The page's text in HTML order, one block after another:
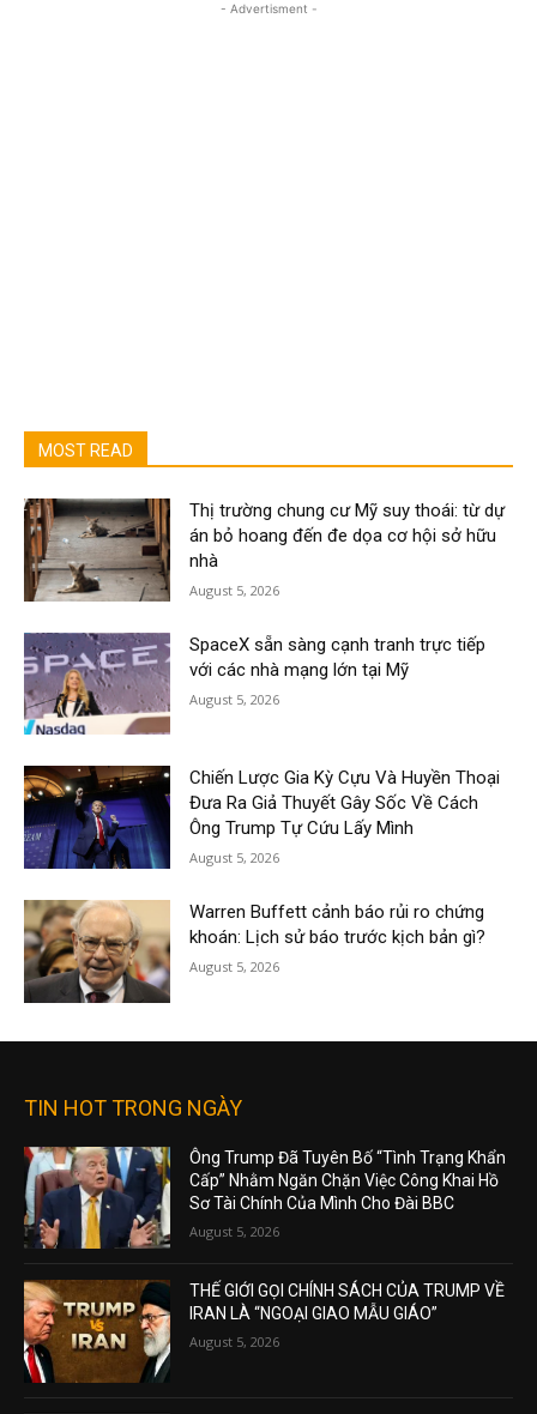
- Advertisment -
MOST READ
Thị trường chung cư Mỹ suy thoái: từ dự
án bỏ hoang đến đe dọa cơ hội sở hữu
nhà
August 5, 2026
SpaceX sẵn sàng cạnh tranh trực tiếp
với các nhà mạng lớn tại Mỹ
August 5, 2026
Chiến Lược Gia Kỳ Cựu Và Huyền Thoại
Đưa Ra Giả Thuyết Gây Sốc Về Cách
Ông Trump Tự Cứu Lấy Mình
August 5, 2026
Warren Buffett cảnh báo rủi ro chứng
khoán: Lịch sử báo trước kịch bản gì?
August 5, 2026
TIN HOT TRONG NGÀY
Ông Trump Đã Tuyên Bố “Tình Trạng Khẩn
Cấp” Nhằm Ngăn Chặn Việc Công Khai Hồ
Sơ Tài Chính Của Mình Cho Đài BBC
August 5, 2026
THẾ GIỚI GỌI CHÍNH SÁCH CỦA TRUMP VỀ
IRAN LÀ “NGOẠI GIAO MẪU GIÁO”
August 5, 2026